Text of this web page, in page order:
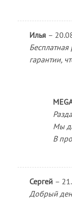
Илья –
гарантии,
Мы
В
Сергей –
Добрый